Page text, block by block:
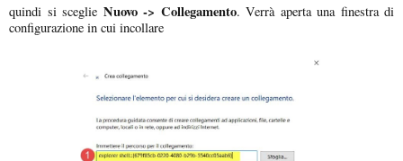
quindi si sceglie Nuovo -> Collegamento. Verrà aperta una finestra di
configurazione in cui incollare